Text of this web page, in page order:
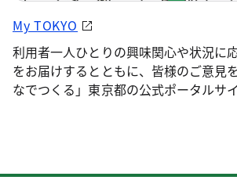
My TOKYO
利用者一人ひとりの興味関心や状況に
をお届けするとともに、皆様のご意見
なでつくる」東京都の公式ポータルサイ